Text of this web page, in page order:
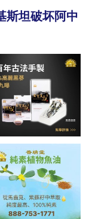
斯坦破坏阿中